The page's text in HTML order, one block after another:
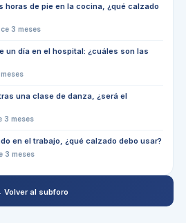
horas de pie en la cocina, ¿qué calzado
3 meses
un día en el hospital: ¿cuáles son las
una clase de danza, ¿será el
3 meses
en el trabajo, ¿qué calzado debo usar?
3 meses
Volver al subforo